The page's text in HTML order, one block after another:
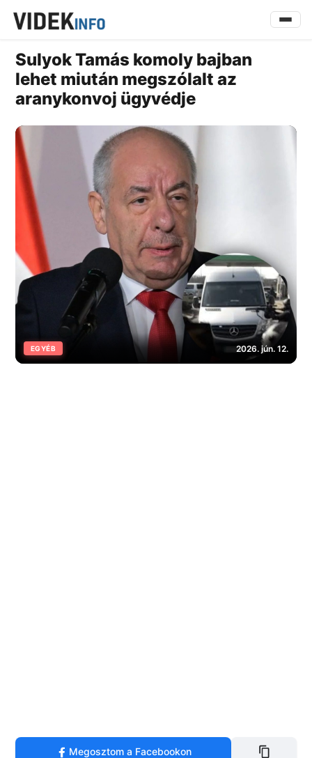
Sulyok Tamás komoly bajban
lehet miután megszólalt az
aranykonvoj ügyvédje
EGYÉB 2026. jún. 12.
Megosztom a Facebookon